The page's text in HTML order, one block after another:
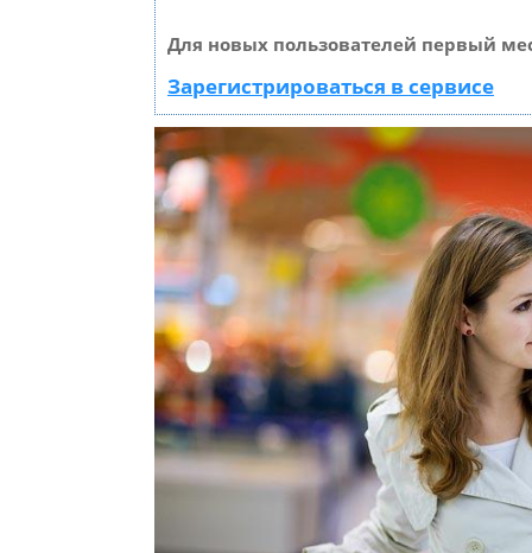
Для новых пользователей первый
Зарегистрироваться в сервисе